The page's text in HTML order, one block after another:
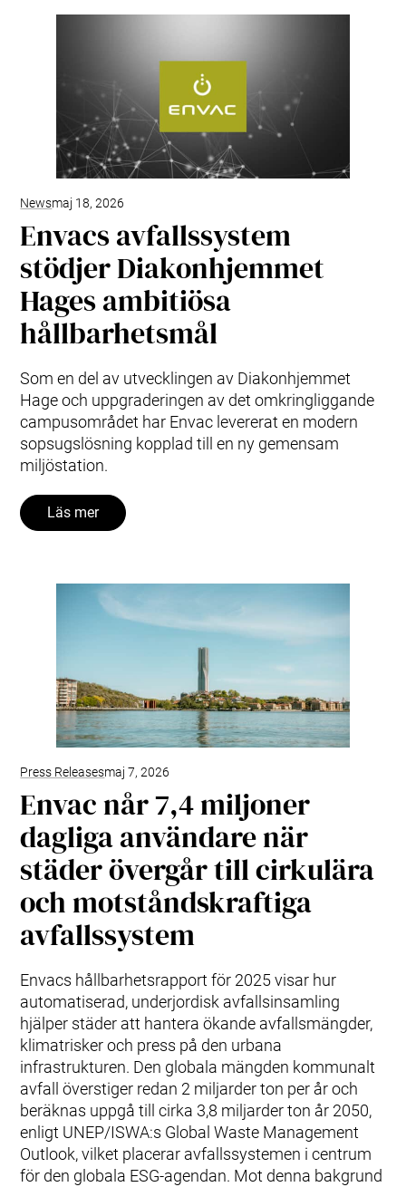
Sortering
Fastighetsnära insamling (FNI)
Smittsamt sjukhusavfall (IWC)
Design & Teknik
Service & Underhåll
Support & Resurser
Olika avfallstyper
Användarupplevelsen
Kommunikationsmaterial
Kundtjänst & Felanmälan
Hållbarhet på Envac
Forskning & Utveckling
Newsmaj 18, 2026
Envacs avfallssystem
stödjer Diakonhjemmet
Hages ambitiösa
hållbarhetsmål
Som en del av utvecklingen av Diakonhjemmet
Hage och uppgraderingen av det omkringliggande
campusområdet har Envac levererat en modern
sopsugslösning kopplad till en ny gemensam
miljöstation.
Läs mer
Press Releasesmaj 7, 2026
Envac når 7,4 miljoner
dagliga användare när
städer övergår till cirkulära
och motståndskraftiga
avfallssystem
Envacs hållbarhetsrapport för 2025 visar hur
automatiserad, underjordisk avfallsinsamling
hjälper städer att hantera ökande avfallsmängder,
klimatrisker och press på den urbana
infrastrukturen. Den globala mängden kommunalt
avfall överstiger redan 2 miljarder ton per år och
beräknas uppgå till cirka 3,8 miljarder ton år 2050,
enligt UNEP/ISWA:s Global Waste Management
Outlook, vilket placerar avfallssystemen i centrum
för den globala ESG‑agendan. Mot denna bakgrund